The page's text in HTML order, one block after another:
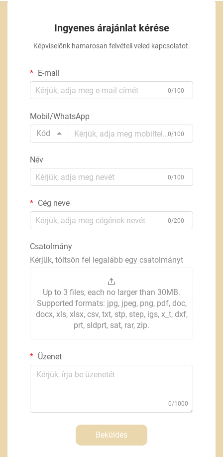
Ingyenes árajánlat kérése
Képviselőnk hamarosan felvételi veled kapcsolatot.
E-mail
0/100
Mobil/WhatsApp
Kód
0/100
Név
0/100
Cég neve
0/200
Csatolmány
Kérjük, töltsön fel legalább egy csatolmányt
Up to 3 files, each no larger than 30MB.
Supported formats: jpg, jpeg, png, pdf, doc,
docx, xls, xlsx, csv, txt, stp, step, igs, x_t, dxf,
prt, sldprt, sat, rar, zip.
Üzenet
0/1000
Beküldés